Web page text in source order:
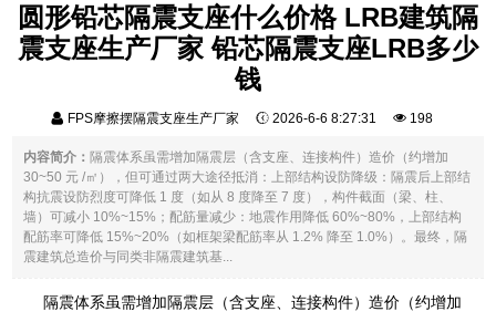
圆形铅芯隔震支座什么价格 LRB建筑隔
震支座生产厂家 铅芯隔震支座LRB多少
钱
FPS摩擦摆隔震支座生产厂家 2026-6-6 8:27:31 198
内容简介：隔震体系虽需增加隔震层（含支座、连接构件）造价（约增加
30~50 元 /㎡），但可通过两大途径抵消：上部结构设防降级：隔震后上部结
构抗震设防烈度可降低 1 度（如从 8 度降至 7 度），构件截面（梁、柱、
墙）可减小 10%~15%；配筋量减少：地震作用降低 60%~80%，上部结构
配筋率可降低 15%~20%（如框架梁配筋率从 1.2% 降至 1.0%）。最终，隔
震建筑总造价与同类非隔震建筑基...
隔震体系虽需增加隔震层（含支座、连接构件）造价（约增加